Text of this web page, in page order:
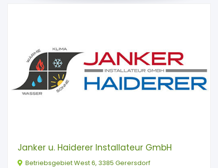
Janker u. Haiderer Installateur GmbH
Betriebsgebiet West 6, 3385 Gerersdorf